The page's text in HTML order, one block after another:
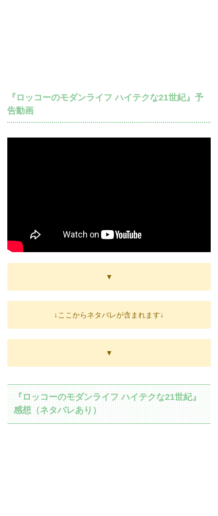
『ロッコーのモダンライフ ハイテクな21世紀』予
告動画
▼
↓ここからネタバレが含まれます↓
▼
『ロッコーのモダンライフ ハイテクな21世紀』
感想（ネタバレあり）